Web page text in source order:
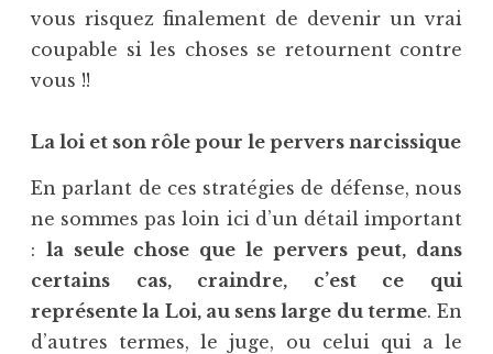
vous risquez finalement de devenir un vrai
coupable si les choses se retournent contre
vous !!
La loi et son rôle pour le pervers narcissique
En parlant de ces stratégies de défense, nous
ne sommes pas loin ici d’un détail important
: la seule chose que le pervers peut, dans
certains cas, craindre, c’est ce qui
représente la Loi, au sens large du terme. En
d’autres termes, le juge, ou celui qui a le